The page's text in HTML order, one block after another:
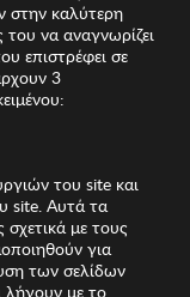
στην καλύτερη
του να αναγνωρίζει
επιστρέφει σε
3
του site και
site. Αυτά τα
με τους
για
των σελίδων
λήγουν με το